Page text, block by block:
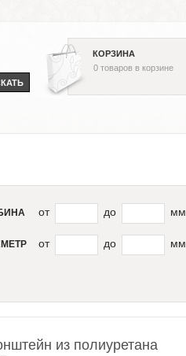
КОРЗИНА
0 товаров в корзине
от до мм
от до мм
из полиуретана